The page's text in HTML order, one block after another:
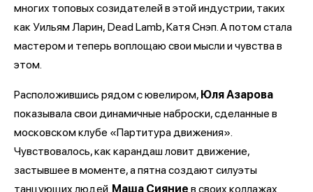
многих топовых созидателей в этой индустрии, таких
как Уильям Ларин, Dead Lamb, Катя Снэп. А потом стала
мастером и теперь воплощаю свои мысли и чувства в
этом.
Расположившись рядом с ювелиром, Юля Азарова
показывала свои динамичные наброски, сделанные в
московском клубе «Партитура движения».
Чувствовалось, как карандаш ловит движение,
застывшее в моменте, а пятна создают силуэты
танцующих людей. Маша Сияние в своих коллажах